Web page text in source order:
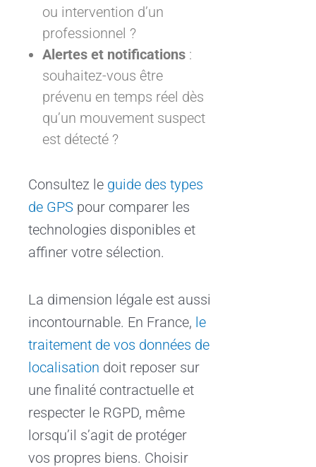
ou intervention d’un
professionnel ?
Alertes et notifications :
souhaitez-vous être
prévenu en temps réel dès
qu’un mouvement suspect
est détecté ?
Consultez le guide des types
de GPS pour comparer les
technologies disponibles et
affiner votre sélection.
La dimension légale est aussi
incontournable. En France, le
traitement de vos données de
localisation doit reposer sur
une finalité contractuelle et
respecter le RGPD, même
lorsqu’il s’agit de protéger
vos propres biens. Choisir